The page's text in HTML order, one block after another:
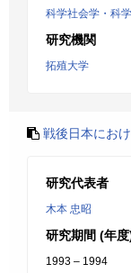
科学社会学・科
研究機関
拓殖大学
戦後日本にお
研究代表者
木本 忠昭
研究期間 (年度
1993 – 1994